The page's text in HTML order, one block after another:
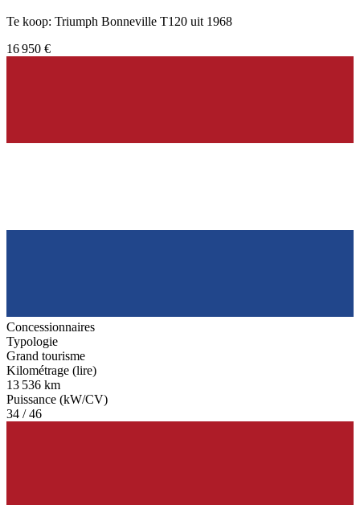
Te koop: Triumph Bonneville T120 uit 1968
16 950 €
Concessionnaires
Typologie
Grand tourisme
Kilométrage (lire)
13 536 km
Puissance (kW/CV)
34 / 46